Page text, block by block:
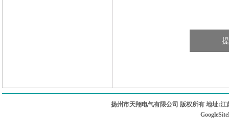
扬州市天翔电气有限公司 版权所有 地址: